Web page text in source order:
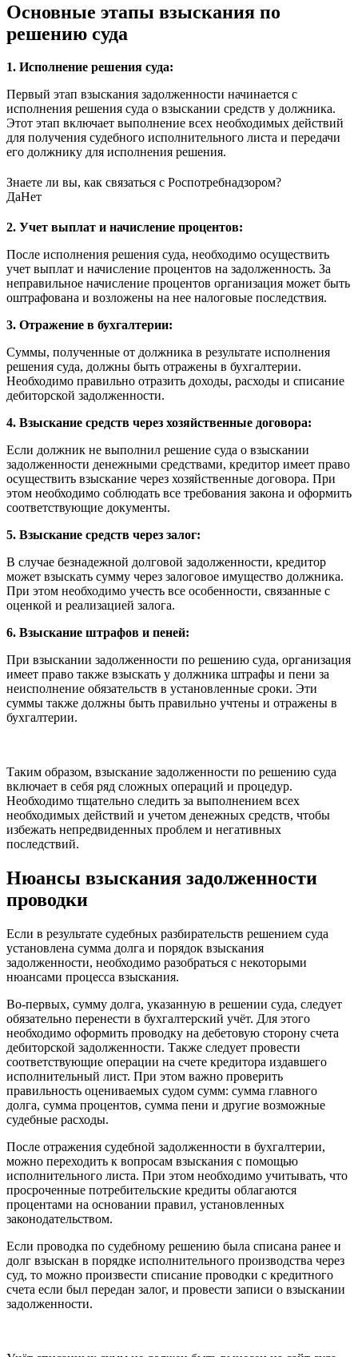
Основные этапы взыскания по
решению суда
1. Исполнение решения суда:
Первый этап взыскания задолженности начинается с
исполнения решения суда о взыскании средств у должника.
Этот этап включает выполнение всех необходимых действий
для получения судебного исполнительного листа и передачи
его должнику для исполнения решения.
Знаете ли вы, как связаться с Роспотребнадзором?
ДаНет
2. Учет выплат и начисление процентов:
После исполнения решения суда, необходимо осуществить
учет выплат и начисление процентов на задолженность. За
неправильное начисление процентов организация может быть
оштрафована и возложены на нее налоговые последствия.
3. Отражение в бухгалтерии:
Суммы, полученные от должника в результате исполнения
решения суда, должны быть отражены в бухгалтерии.
Необходимо правильно отразить доходы, расходы и списание
дебиторской задолженности.
4. Взыскание средств через хозяйственные договора:
Если должник не выполнил решение суда о взыскании
задолженности денежными средствами, кредитор имеет право
осуществить взыскание через хозяйственные договора. При
этом необходимо соблюдать все требования закона и оформить
соответствующие документы.
5. Взыскание средств через залог:
В случае безнадежной долговой задолженности, кредитор
может взыскать сумму через залоговое имущество должника.
При этом необходимо учесть все особенности, связанные с
оценкой и реализацией залога.
6. Взыскание штрафов и пеней:
При взыскании задолженности по решению суда, организация
имеет право также взыскать у должника штрафы и пени за
неисполнение обязательств в установленные сроки. Эти
суммы также должны быть правильно учтены и отражены в
бухгалтерии.
Таким образом, взыскание задолженности по решению суда
включает в себя ряд сложных операций и процедур.
Необходимо тщательно следить за выполнением всех
необходимых действий и учетом денежных средств, чтобы
избежать непредвиденных проблем и негативных
последствий.
Нюансы взыскания задолженности
проводки
Если в результате судебных разбирательств решением суда
установлена сумма долга и порядок взыскания
задолженности, необходимо разобраться с некоторыми
нюансами процесса взыскания.
Во-первых, сумму долга, указанную в решении суда, следует
обязательно перенести в бухгалтерский учёт. Для этого
необходимо оформить проводку на дебетовую сторону счета
дебиторской задолженности. Также следует провести
соответствующие операции на счете кредитора издавшего
исполнительный лист. При этом важно проверить
правильность оцениваемых судом сумм: сумма главного
долга, сумма процентов, сумма пени и другие возможные
судебные расходы.
После отражения судебной задолженности в бухгалтерии,
можно переходить к вопросам взыскания с помощью
исполнительного листа. При этом необходимо учитывать, что
просроченные потребительские кредиты облагаются
процентами на основании правил, установленных
законодательством.
Если проводка по судебному решению была списана ранее и
долг взыскан в порядке исполнительного производства через
суд, то можно произвести списание проводки с кредитного
счета если был передан залог, и провести записи о взыскании
задолженности.